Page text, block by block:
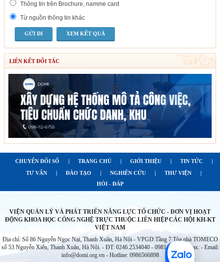
Thông tin trên Brochure, namme card
Từ nguồn thông tin khác
XEM KẾT QUẢ
LIÊN KẾT ĐỐI TÁC
CHUYỂN ĐỔI SỐ TRANG CHỦ GIỚI THIỆU TIN TỨC
TƯ VẤN
ĐÀO TẠO NGHIÊN CỨU THƯ VIỆN
HỎI - ĐÁP
VIỆN QUẢN LÝ VÀ PHÁT TRIỂN NĂNG LỰC TỔ CHỨC - ĐƠN VỊ HOẠT
ĐỘNG KHOA HỌC CÔNG NGHỆ TRỰC THUỘC LIÊN HIỆP CÁC HỘI KH-KT
VIỆT NAM
Địa chỉ: Số 86 Nguyễn Ngọc Nại, Thanh Xuân, Hà Nội - VPGD:Tầng 7 Tòa nhà TOMECO
số 53 Nguyễn Xiển, Thanh Xuân, Hà Nội. - ĐT: 0246.2534040 - 0981126755 - Fax: - Email:
info@domi.org.vn - Hotline: 0986566898